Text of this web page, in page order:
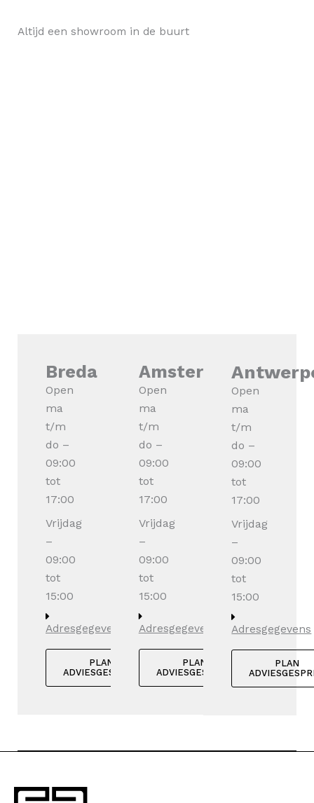
Altijd een showroom in de buurt
Breda
Open
ma
t/m
do –
09:00
tot
17:00
Vrijdag
–
09:00
tot
15:00
Adresgegevens
PLAN
ADVIESGESPREK
Amsterdam
Open
ma
t/m
do –
09:00
tot
17:00
Vrijdag
–
09:00
tot
15:00
Adresgegevens
PLAN
ADVIESGESPREK
Open
ma
t/m
do –
09:00
tot
17:00
Vrijdag
–
09:00
tot
15:00
Adresgegevens
PLAN